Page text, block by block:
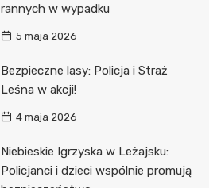
rannych w wypadku
5 maja 2026
Bezpieczne lasy: Policja i Straż
Leśna w akcji!
4 maja 2026
Niebieskie Igrzyska w Leżajsku:
Policjanci i dzieci wspólnie promują